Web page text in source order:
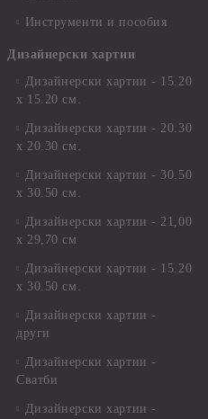
Инструменти и пособия
Дизайнерски хартии
Дизайнерски хартии - 15.20
х 15.20 см.
Дизайнерски хартии - 20.30
х 20.30 см.
Дизайнерски хартии - 30.50
х 30.50 см.
Дизайнерски хартии - 21,00
х 29,70 см
Дизайнерски хартии - 15.20
x 30.50 см.
Дизайнерски хартии -
други
Дизайнерски хартии -
Сватби
Дизайнерски хартии -